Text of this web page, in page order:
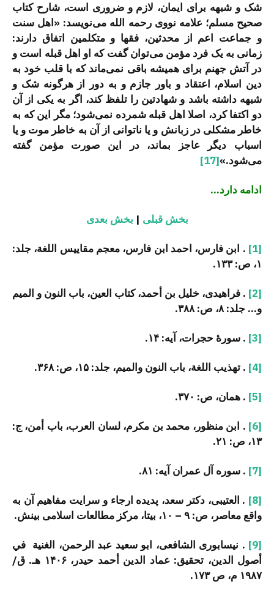
شک و شبهه برای ایمان، لازم و ضروری است، شارح کتاب
صحیح مسلم؛ علامه نووی رحمه الله می‌نویسد: «اهل سنت
و جماعت اعم از محدثین، فقها و متکلمین اتفاق دارند:
زمانی به یک فرد مؤمن می‌توان گفت که او اهل قبله است و
در آتش جهنم برای همیشه باقی نمی‌ماند که با قلب خود به
دین اسلام، اعتقاد و باور جازم و به دور از هرگونه شک و
شبهه داشته باشد و شهادتین را تلفظ کند، اگر به یکی از آن
دو اکتفا کرد، اصلا اهل قبله شمرده نمی‌شود؛ مگر این که به
خاطر مشکلی در زبانش و یا ناتوانی از آن به خاطر موت و یا
اسباب دیگر عاجز بماند، در این صورت مؤمن گفته
می‌شود.»[17]
ادامه دارد…
بخش قبلی | بخش بعدی
[1]
. ابن فارس، احمد ابن فارس، معجم مقاییس اللغة، جلد:
۱، ص: ۱۳۳.
[2]
. فراهیدی، خلیل بن أحمد، کتاب العین، باب النون و المیم
و… جلد: ۸، ص: ۳۸۸.
[3] . سورۀ حجرات، آیه: ۱۴.
[4] . تهذیب اللغة، باب النون والمیم، جلد: ۱۵، ص: ۳۶۸.
[5] . همان، ص: ۳۷۰.
[6]
. ابن منظور، محمد بن مکرم، لسان العرب، باب أمن، ج:
۱۳، ص: ۲۱.
[7] . سوره آل عمران آیه: ۸۱.
[8]
. العتیبی، دکتر سعد، پدیده ارجاء و سرایت مفاهیم آن به
واقع معاصر، ص: ۹ – ۱۰، بی­تا، مرکز مطالعات اسلامی بینش.
[9]
. نیسابوری الشافعی، ابو سعید عبد الرحمن، الغنیة في
أصول الدین، تحقیق: عماد الدین أحمد حیدر، ۱۴۰۶ هـ. ق/
۱۹۸۷ م، ص ۱۷۳.